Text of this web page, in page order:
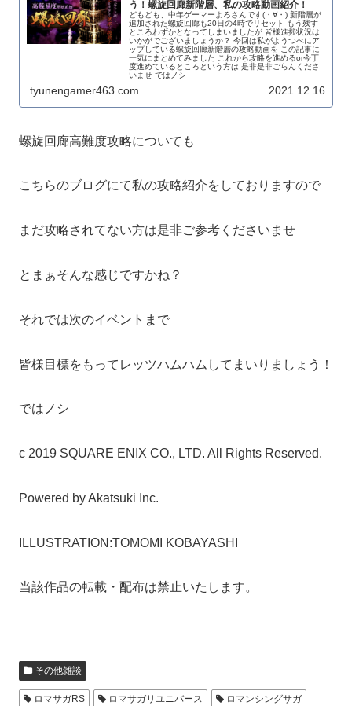
う！螺旋回廊新階層、私の攻略動画紹介！
どもども、中年ゲーマーよろさんです(・∀・) 新階層が
追加された螺旋回廊も20日の4時でリセット もう残す
ところわずかとなってしまいましたが 皆様進捗状況は
いかがでございましょうか？ 今回は私がようつべにア
ップしている螺旋回廊新階層の攻略動画を この記事に
一気にまとめてみました これから攻略を進めるor今丁
度進めているところという方は 是非是非ごらんくださ
いませ ではノシ
tyunengamer463.com 2021.12.16
螺旋回廊高難度攻略についても
こちらのブログにて私の攻略紹介をしておりますので
まだ攻略されてない方は是非ご参考くださいませ
とまぁそんな感じですかね？
それでは次のイベントまで
皆様目標をもってレッツハムハムしてまいりましょう！
ではノシ
c 2019 SQUARE ENIX CO., LTD. All Rights Reserved.
Powered by Akatsuki Inc.
ILLUSTRATION:TOMOMI KOBAYASHI
当該作品の転載・配布は禁止いたします。
その他雑談
ロマサガRS ロマサガリユニバース
ロマンシングサガ